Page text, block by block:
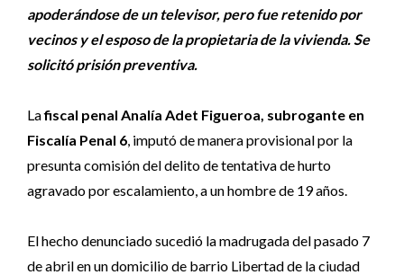
apoderándose de un televisor, pero fue retenido por
vecinos y el esposo de la propietaria de la vivienda. Se
solicitó prisión preventiva.
Lafiscal penal Analía Adet Figueroa, subrogante en
Fiscalía Penal 6, imputó de manera provisional por la
presunta comisión del delito de tentativa de hurto
agravado por escalamiento, a un hombre de 19 años.
El hecho denunciado sucedió la madrugada del pasado 7
de abril en un domicilio de barrio Libertad de la ciudad